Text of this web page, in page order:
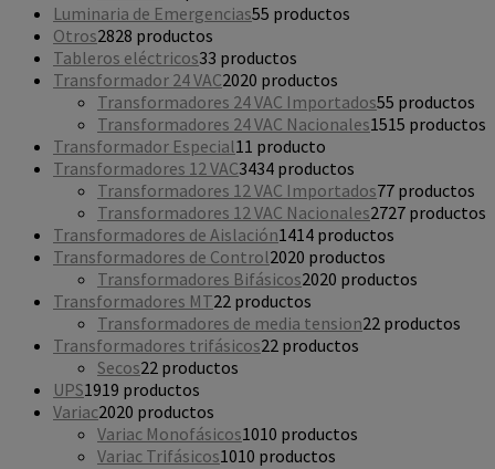
Luminaria de Emergencias55 productos
Otros2828 productos
Tableros eléctricos33 productos
Transformador 24 VAC2020 productos
Transformadores 24 VAC Importados55 productos
Transformadores 24 VAC Nacionales1515 productos
Transformador Especial11 producto
Transformadores 12 VAC3434 productos
Transformadores 12 VAC Importados77 productos
Transformadores 12 VAC Nacionales2727 productos
Transformadores de Aislación1414 productos
Transformadores de Control2020 productos
Transformadores Bifásicos2020 productos
Transformadores MT22 productos
Transformadores de media tension22 productos
Transformadores trifásicos22 productos
Secos22 productos
UPS1919 productos
Variac2020 productos
Variac Monofásicos1010 productos
Variac Trifásicos1010 productos